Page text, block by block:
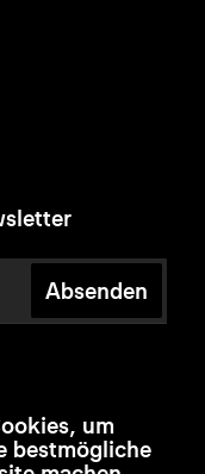
Absenden
um
bestmögliche